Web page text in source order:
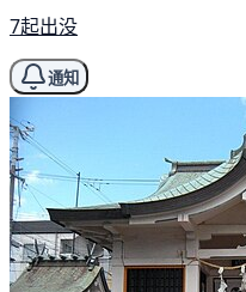
7起出没
通知